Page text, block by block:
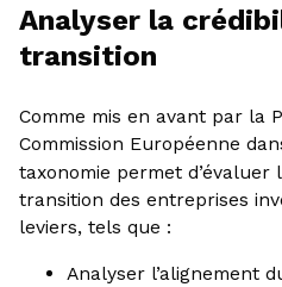
Analyser la
transition
Comme mis en avant par la
Commission Européenne
taxonomie permet
transition des entreprises
leviers, tels que :
Analyser l’alignement